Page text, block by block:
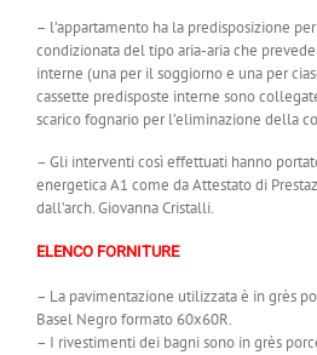
– l’appartamento ha la predisposizione
condizionata del tipo aria-aria che
interne (una per il soggiorno e una per
cassette predisposte interne sono
scarico fognario per l’eliminazione della
– Gli interventi così effettuati hanno
energetica A1 come da Attestato di
dall’arch. Giovanna Cristalli.
ELENCO FORNITURE
– La pavimentazione utilizzata è in grès
Basel Negro formato 60x60R.
– I rivestimenti dei bagni sono in grès